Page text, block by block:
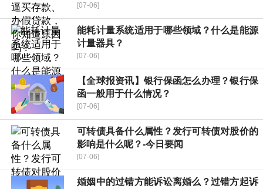
[07-06]
能耗计量系统适用于哪些领域？什么是能源
计量器具？
[07-06]
【全球报资讯】银行保函怎么办理？银行保
函一般用于什么情况？
[07-06]
可转债具备什么属性？发行可转债对股价的
影响是什么呢？-今日要闻
[07-06]
婚姻中的过错方能诉讼离婚么？过错方起诉